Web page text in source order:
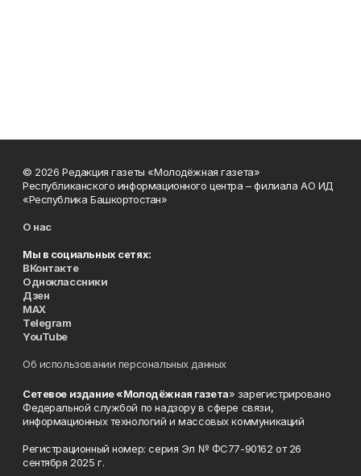
© 2026 Редакция газеты «Молодёжная газета»
Республиканского информационного центра – филиала АО ИД
«Республика Башкортостан»
О нас
Мы в социальных сетях:
ВКонтакте
Одноклассники
Дзен
MAX
Telegram
YouTube
Об использовании персональных данных
Сетевое издание «Молодёжная газета» зарегистрировано
Федеральной службой по надзору в сфере связи,
информационных технологий и массовых коммуникаций
Регистрационный номер: серия Эл № ФС77-90162 от 26
сентября 2025 г.